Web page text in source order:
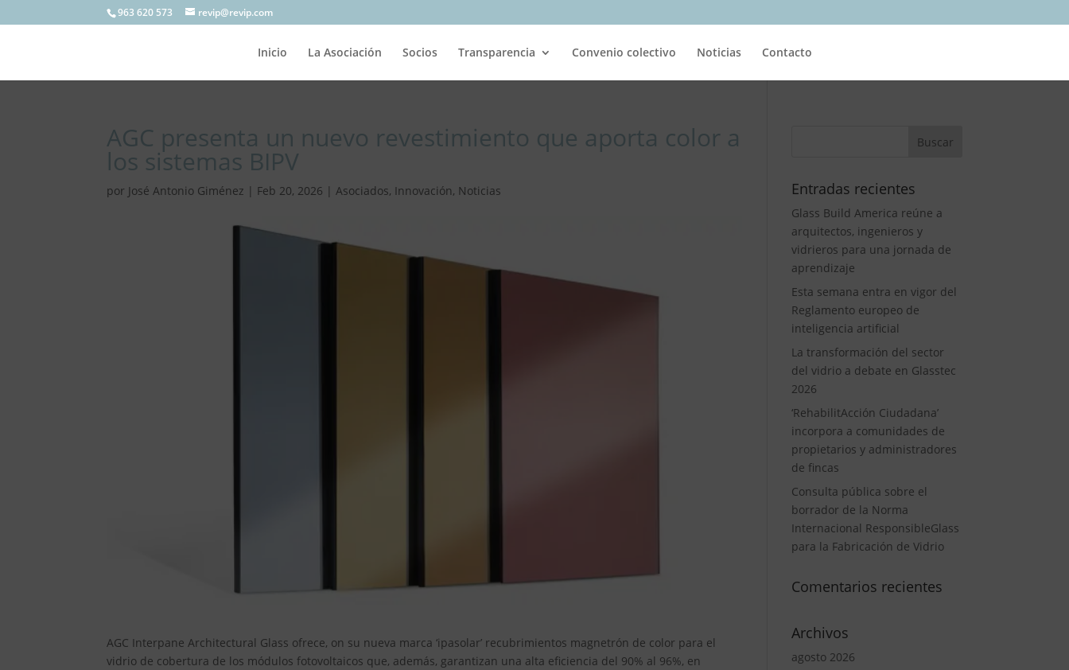
963 620 573 revip@revip.com
Inicio La Asociación Socios Transparencia Convenio colectivo Noticias Contacto
AGC presenta un nuevo revestimiento que aporta color a
los sistemas BIPV
por José Antonio Giménez | Feb 20, 2026 |Asociados, Innovación, Noticias
AGC Interpane Architectural Glass ofrece, on su nueva marca ‘ipasolar’ recubrimientos magnetrón de color para el
vidrio de cobertura de los módulos fotovoltaicos que, además, garantizan una alta eficiencia del 90% al 96%, en
Entradas recientes
Glass Build America reúne a
arquitectos, ingenieros y
vidrieros para una jornada de
aprendizaje
Esta semana entra en vigor del
Reglamento europeo de
inteligencia artificial
La transformación del sector
del vidrio a debate en Glasstec
2026
‘RehabilitAcción Ciudadana’
incorpora a comunidades de
propietarios y administradores
de fincas
Consulta pública sobre el
borrador de la Norma
Internacional ResponsibleGlass
para la Fabricación de Vidrio
Comentarios recientes
Archivos
agosto 2026